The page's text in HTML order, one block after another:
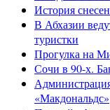
История
В Абхазии
туристки
Прогулка на
Сочи в 90-х.
«Макдональдс»